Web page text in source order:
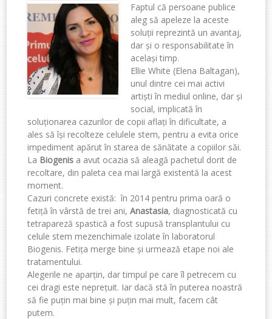
Faptul că persoane publice
aleg să apeleze la aceste
soluții reprezintă un avantaj,
dar și o responsabilitate în
același timp.
Ellie White (Elena Baltagan),
unul dintre cei mai activi
artiști în mediul online, dar și
social, implicată în
soluționarea cazurilor de copii aflați în dificultate, a
ales să își recolteze celulele stem, pentru a evita orice
impediment apărut în starea de sănătate a copiilor săi.
La Biogenis a avut ocazia să aleagă pachetul dorit de
recoltare, din paleta cea mai largă existentă la acest
moment.
Cazuri concrete există: în 2014 pentru prima oară o
fetiță în vârstă de trei ani,Anastasia, diagnosticată cu
tetrapareză spastică a fost supusă transplantului cu
celule stem mezenchimale izolate în laboratorul
Biogenis. Fetița merge bine și urmează etape noi ale
tratamentului.
Alegerile ne aparțin, dar timpul pe care îl petrecem cu
cei dragi este neprețuit. Iar dacă stă în puterea noastră
să fie puțin mai bine și puțin mai mult, facem cât
putem.